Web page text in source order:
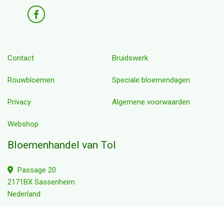
Contact Bruidswerk
Rouwbloemen Speciale bloemendagen
Privacy Algemene voorwaarden
Webshop
Bloemenhandel van Tol
Passage 20
2171BX Sassenheim
Nederland